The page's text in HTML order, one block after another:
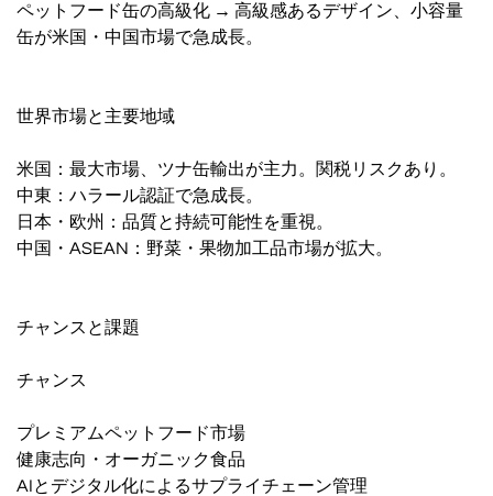
ペットフード缶の高級化 → 高級感あるデザイン、小容量
缶が米国・中国市場で急成長。
世界市場と主要地域
米国：最大市場、ツナ缶輸出が主力。関税リスクあり。
中東：ハラール認証で急成長。
日本・欧州：品質と持続可能性を重視。
中国・ASEAN：野菜・果物加工品市場が拡大。
チャンスと課題
チャンス
プレミアムペットフード市場
健康志向・オーガニック食品
AIとデジタル化によるサプライチェーン管理